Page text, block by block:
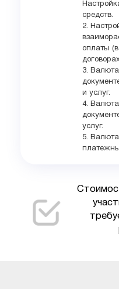
средств.
2.
оплаты
3.
и услуг.
4. Валюта
услуг.
5.